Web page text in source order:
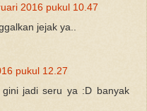
2016 pukul 10.47
jejak ya..
pukul 12.27
jadi seru ya :D banyak